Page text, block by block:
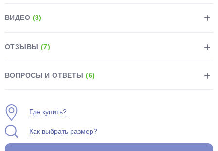
ВИДЕО (3)
ОТЗЫВЫ (7)
ВОПРОСЫ И ОТВЕТЫ(6)
Где купить?
Как выбрать размер?
раз в 2 недели